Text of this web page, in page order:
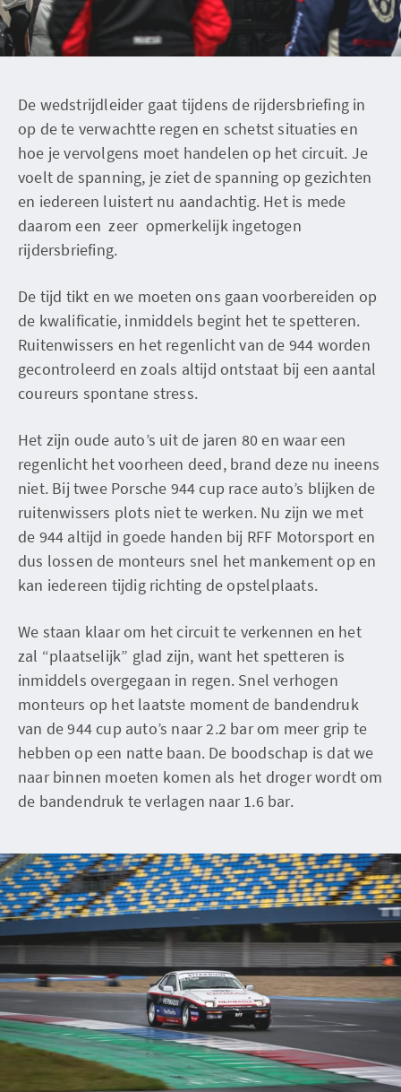
De wedstrijdleider gaat tijdens de rijdersbriefing in
op de te verwachtte regen en schetst situaties en
hoe je vervolgens moet handelen op het circuit. Je
voelt de spanning, je ziet de spanning op gezichten
en iedereen luistert nu aandachtig. Het is mede
daarom een zeer opmerkelijk ingetogen
rijdersbriefing.
De tijd tikt en we moeten ons gaan voorbereiden op
de kwalificatie, inmiddels begint het te spetteren.
Ruitenwissers en het regenlicht van de 944 worden
gecontroleerd en zoals altijd ontstaat bij een aantal
coureurs spontane stress.
Het zijn oude auto’s uit de jaren 80 en waar een
regenlicht het voorheen deed, brand deze nu ineens
niet. Bij twee Porsche 944 cup race auto’s blijken de
ruitenwissers plots niet te werken. Nu zijn we met
de 944 altijd in goede handen bij RFF Motorsport en
dus lossen de monteurs snel het mankement op en
kan iedereen tijdig richting de opstelplaats.
We staan klaar om het circuit te verkennen en het
zal “plaatselijk” glad zijn, want het spetteren is
inmiddels overgegaan in regen. Snel verhogen
monteurs op het laatste moment de bandendruk
van de 944 cup auto’s naar 2.2 bar om meer grip te
hebben op een natte baan. De boodschap is dat we
naar binnen moeten komen als het droger wordt om
de bandendruk te verlagen naar 1.6 bar.